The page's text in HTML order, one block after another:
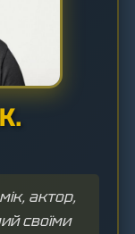
актор,
своїми